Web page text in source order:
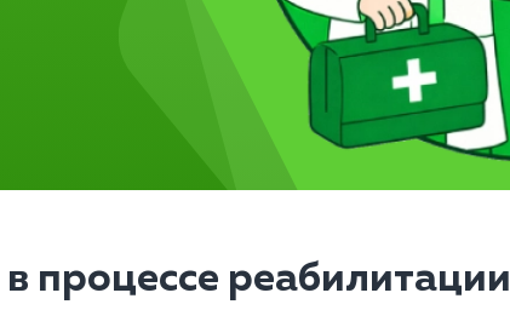
в процессе реабилитации